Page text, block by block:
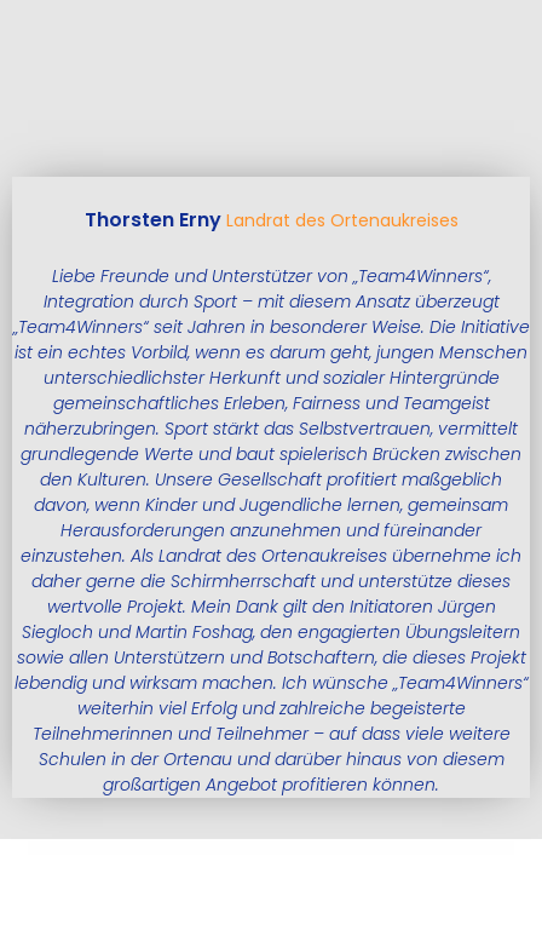
Thorsten Erny Landrat des Ortenaukreises
Liebe Freunde und Unterstützer von „Team4Winners“,
Integration durch Sport – mit diesem Ansatz überzeugt
„Team4Winners“ seit Jahren in besonderer Weise. Die Initiative
ist ein echtes Vorbild, wenn es darum geht, jungen Menschen
unterschiedlichster Herkunft und sozialer Hintergründe
gemeinschaftliches Erleben, Fairness und Teamgeist
näherzubringen. Sport stärkt das Selbstvertrauen, vermittelt
grundlegende Werte und baut spielerisch Brücken zwischen
den Kulturen. Unsere Gesellschaft profitiert maßgeblich
davon, wenn Kinder und Jugendliche lernen, gemeinsam
Herausforderungen anzunehmen und füreinander
einzustehen. Als Landrat des Ortenaukreises übernehme ich
daher gerne die Schirmherrschaft und unterstütze dieses
wertvolle Projekt. Mein Dank gilt den Initiatoren Jürgen
Siegloch und Martin Foshag, den engagierten Übungsleitern
sowie allen Unterstützern und Botschaftern, die dieses Projekt
lebendig und wirksam machen. Ich wünsche „Team4Winners“
weiterhin viel Erfolg und zahlreiche begeisterte
Teilnehmerinnen und Teilnehmer – auf dass viele weitere
Schulen in der Ortenau und darüber hinaus von diesem
großartigen Angebot profitieren können.